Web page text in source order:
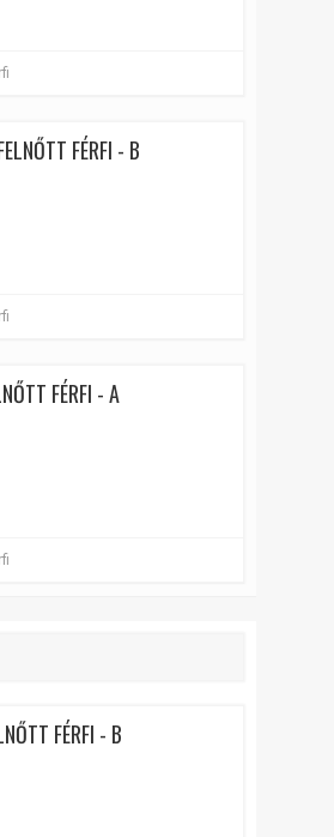
FÉRFI - B
FÉRFI - A
FÉRFI - B